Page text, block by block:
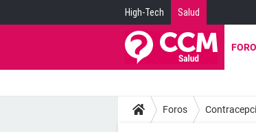
High-Tech Salud
Foros